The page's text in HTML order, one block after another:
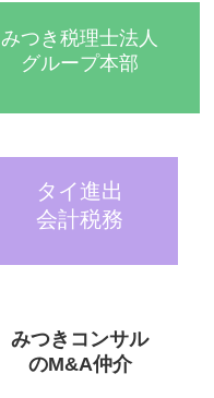
みつき税理士法人
グループ本部
タイ進出
会計税務
みつきコンサル
のM&A仲介